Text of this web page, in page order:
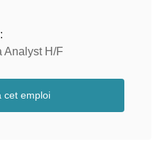
Analyst H/F
cet emploi